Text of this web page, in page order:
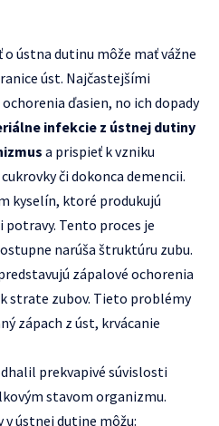
ústna dutinu môže mať vážne
úst. Najčastejšími
ďasien, no ich dopady
infekcie z ústnej dutiny
a prispieť k vzniku
či dokonca demencii.
kyselín, ktoré produkujú
potravy. Tento proces je
narúša štruktúru zubu.
zápalové ochorenia
strate zubov. Tieto problémy
zápach z úst, krvácanie
prekvapivé súvislosti
stavom organizmu.
v ústnej dutine môžu: